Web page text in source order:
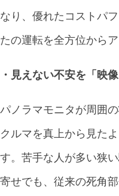
なり、優れたコストパ
たの運転を全方位から
・見えない不安を「映
パノラマモニタが周囲
クルマを真上から見た
す。苦手な人が多い狭
寄せでも、従来の死角